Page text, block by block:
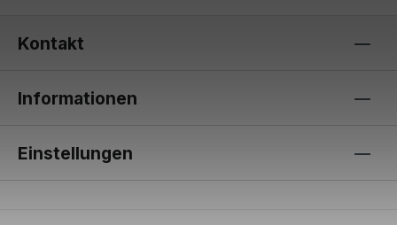
Kontakt
Informationen
Einstellungen